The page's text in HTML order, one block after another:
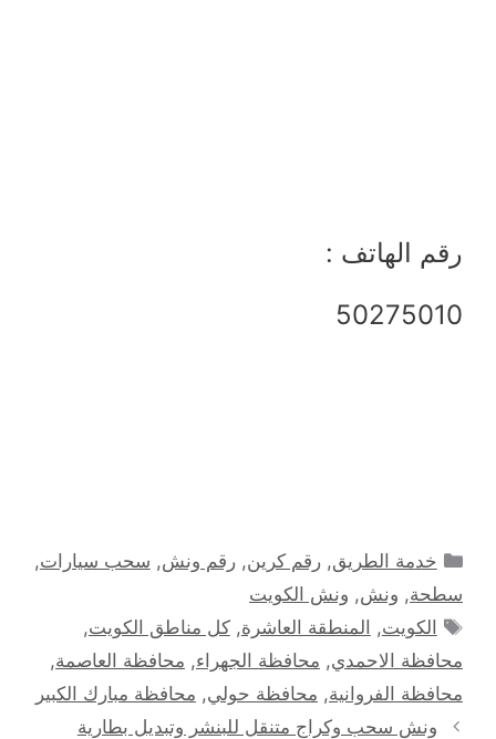
رقم الهاتف :
50275010
التصنيفات
خدمة الطريق,رقم كرين,رقم ونش, سحب سيارات,
سطحة, ونش, ونش الكويت
الوسوم
الكويت, المنطقة العاشرة,كل مناطق الكويت,
محافظة الاحمدي, محافظة الجهراء, محافظة العاصمة,
محافظة الفروانية, محافظة حولي, محافظة مبارك الكبير
ونش سحب وكراج متنقل للبنشر وتبديل بطارية